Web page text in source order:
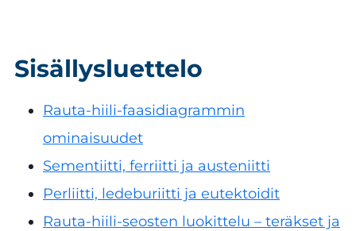
Sisällysluettelo
Rauta-hiili-faasidiagrammin
ominaisuudet
Sementiitti, ferriitti ja austeniitti
Perliitti, ledeburiitti ja eutektoidit
Rauta-hiili-seosten luokittelu – teräkset ja